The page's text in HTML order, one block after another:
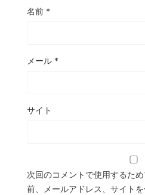
名前 *
メール *
サイト
次回のコメントで使用するた
前、メールアドレス、サイトを